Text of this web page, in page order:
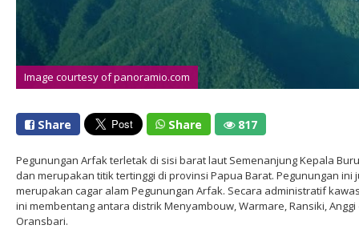
Image courtesy of panoramio.com
Share Share 817
Pegunungan Arfak terletak di sisi barat laut Semenanjung Kepala
dan merupakan titik tertinggi di provinsi Papua Barat. Pegunungan ini
merupakan cagar alam Pegunungan Arfak. Secara administratif
ini membentang antara distrik Menyambouw, Warmare, Ransiki, Anggi
Oransbari.